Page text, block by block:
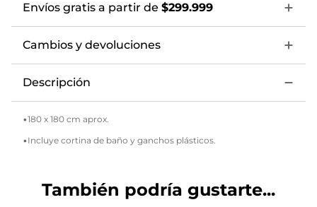
Envíos gratis a partir de $299.999
Cambios y devoluciones
Descripción
•180 x 180 cm aprox.
•Incluye cortina de baño y ganchos plásticos.
También podría gustarte...